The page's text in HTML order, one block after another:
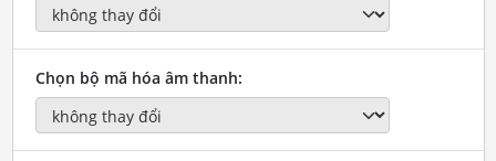
Chọn bộ mã hóa âm thanh: